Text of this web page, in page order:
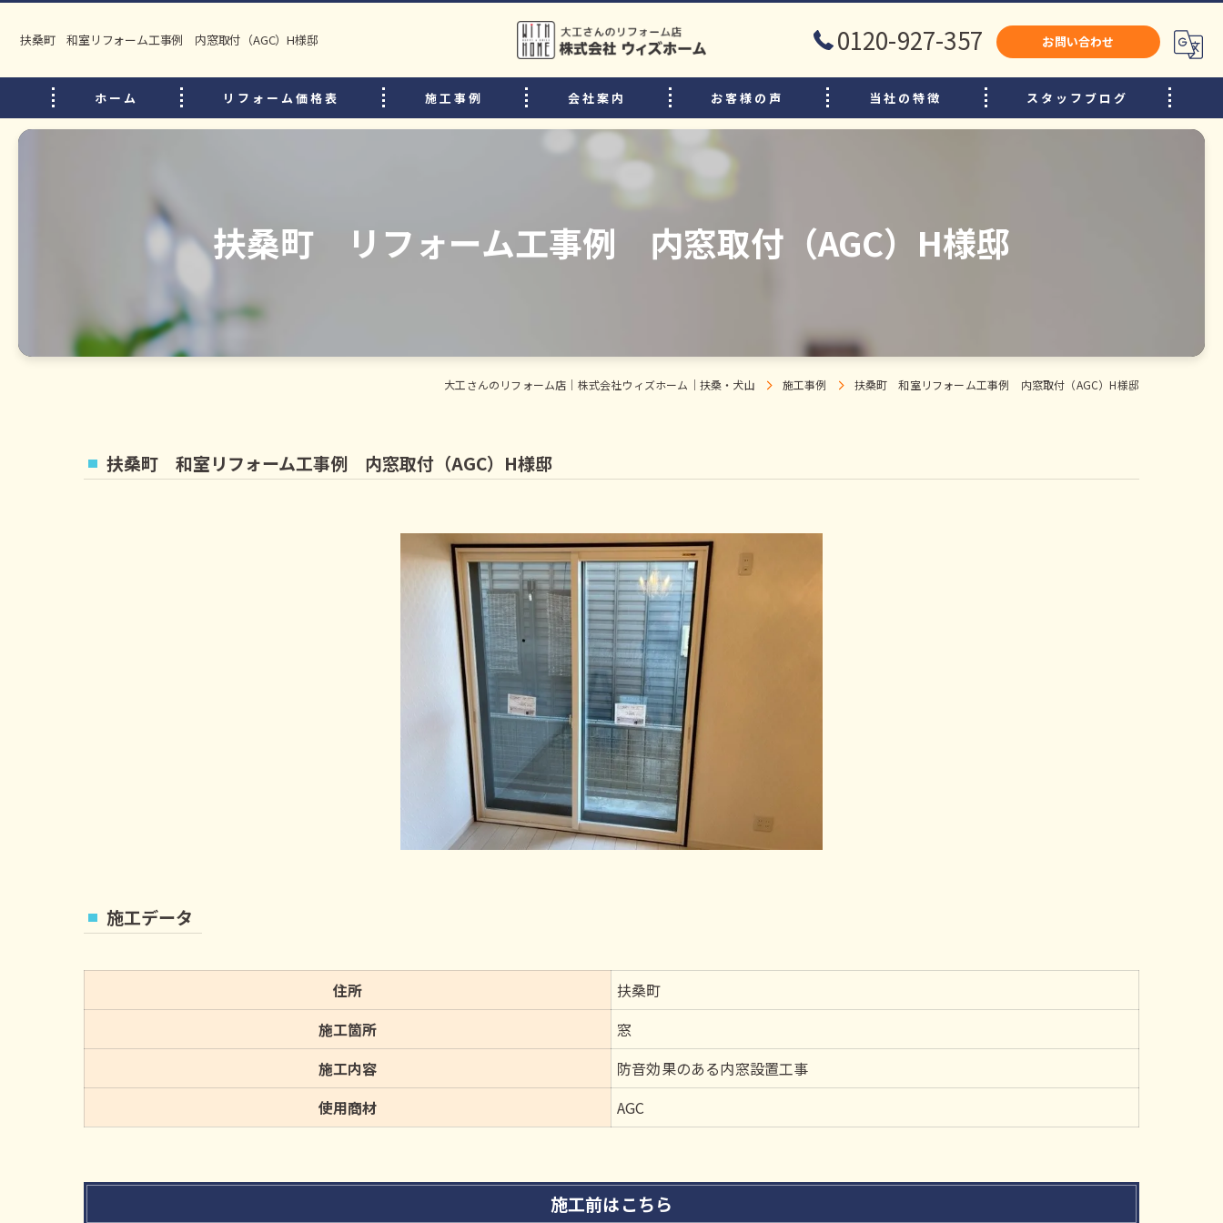
扶桑町 和室リフォーム工事例 内窓取付（AGC）H様邸 0120-927-357 お問い合わせ
ホーム リフォーム価格表 施工事例 会社案内
選ばれる理由
リフォームの流れ
中古住宅購入後のリフォームのポイント
お客様の声 当社の特徴
小牧市のリフォーム
増改築
スタッフブログ
扶桑町 リフォーム工事例 内窓取付（AGC）H様邸
大工さんのリフォーム店｜株式会社ウィズホーム｜扶桑・犬山 施工事例 扶桑町 和室リフォーム工事例 内窓取付（AGC）H様邸
扶桑町 和室リフォーム工事例 内窓取付（AGC）H様邸
施工データ
住所
扶桑町
施工箇所
窓
施工内容
防音効果のある内窓設置工事
使用商材
AGC
施工前はこちら